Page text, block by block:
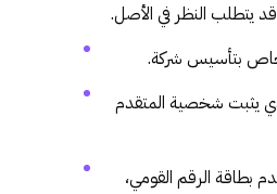
قد يتطلب النظر في الأصل.
خاص بتأسيس شركة.
يثبت شخصية المتقدم
بطاقة الرقم القومي،